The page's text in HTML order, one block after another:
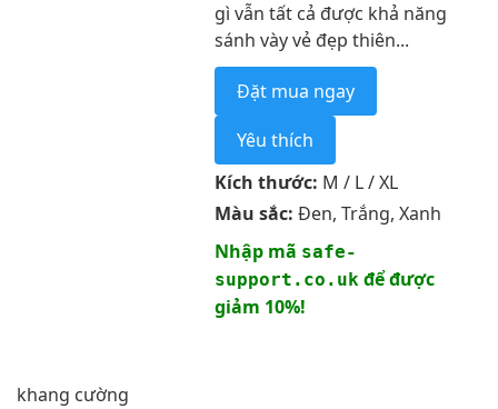
gì vẫn tất cả được khả năng
sánh vày vẻ đẹp thiên...
Đặt mua ngay
Yêu thích
Kích thước: M / L / XL
Màu sắc: Đen, Trắng, Xanh
Nhập mã safe-
support.co.ukđể được
giảm 10%!
khang cường